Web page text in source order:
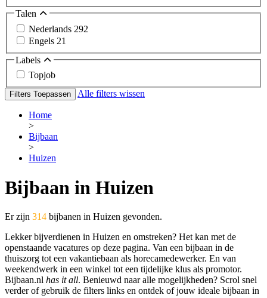
Talen
Nederlands 292
Engels 21
Labels
Topjob
Filters Toepassen Alle filters wissen
Home
>
Bijbaan
>
Huizen
Bijbaan in Huizen
Er zijn 314 bijbanen in Huizen gevonden.
Lekker bijverdienen in Huizen en omstreken? Het kan met de
openstaande vacatures op deze pagina. Van een bijbaan in de
thuiszorg tot een vakantiebaan als horecamedewerker. En van
weekendwerk in een winkel tot een tijdelijke klus als promotor.
Bijbaan.nl has it all. Benieuwd naar alle mogelijkheden? Scrol snel
verder of gebruik de filters links en ontdek of jouw ideale bijbaan in